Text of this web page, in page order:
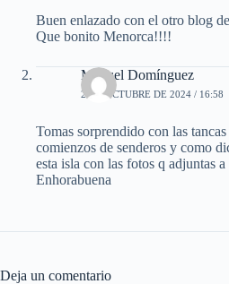
Buen enlazado con el otro blog
Que bonito Menorca!!!!
Manuel Domínguez
2 DE OCTUBRE DE 2024 / 16:58
Tomas sorprendido con las
comienzos de senderos y como
esta isla con las fotos q adjuntas a
Enhorabuena
Deja un comentario